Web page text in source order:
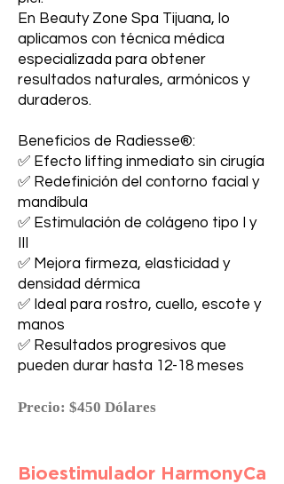
En Beauty Zone Spa Tijuana, lo
aplicamos con técnica médica
especializada para obtener
resultados naturales, armónicos y
duraderos.
Beneficios de Radiesse®:
✅ Efecto lifting inmediato sin cirugía
✅ Redefinición del contorno facial y
mandíbula
✅ Estimulación de colágeno tipo I y
✅ Mejora firmeza, elasticidad y
densidad dérmica
✅ Ideal para rostro, cuello, escote y
manos
✅ Resultados progresivos que
pueden durar hasta 12-18 meses
Precio: $450 Dólares
Bioestimulador HarmonyCa